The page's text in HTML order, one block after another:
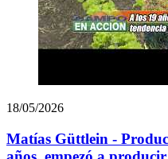
18/05/2026
Matías Güttlein -